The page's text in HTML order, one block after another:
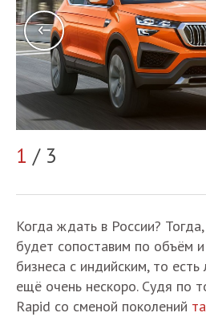
1 / 3
Когда ждать в России?
будет сопоставим по объём
бизнеса с индийским, то
ещё очень нескоро. Судя по
Rapid со сменой поколений